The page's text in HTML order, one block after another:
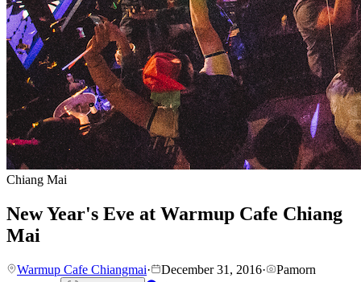
Chiang Mai
New Year's Eve at Warmup Cafe Chiang
Mai
Warmup Cafe Chiangmai· December 31, 2016·
Pamorn